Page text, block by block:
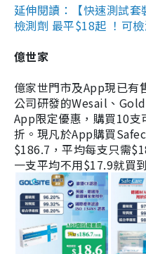
延伸閱讀：【快速測試
檢測劑 最平$18起 ！可
億世家
億家世門市及App現已有
公司研發的Wesail、
App限定優惠，購買10
折。現凡於App購買
$186.7，平均每支只需
一支平均不用$17.9就買